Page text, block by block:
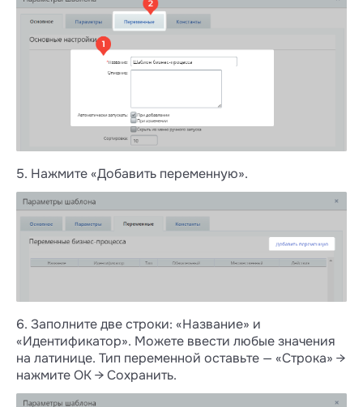
5. Нажмите «Добавить переменную».
6. Заполните две строки: «Название» и
«Идентификатор». Можете ввести любые значения
на латинице. Тип переменной оставьте — «Строка» →
нажмите ОК → Сохранить.